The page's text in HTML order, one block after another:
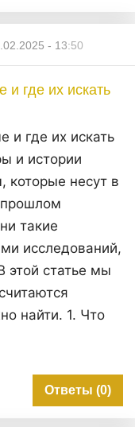
- 13:50
где их искать
и где их искать
и истории
которые несут в
такие
исследований,
этой статье мы
найти. 1. Что
Ответы (0)